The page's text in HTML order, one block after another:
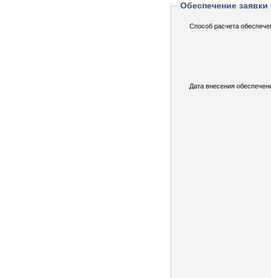
Обеспечение заявки
Способ расчета
Дата внесения